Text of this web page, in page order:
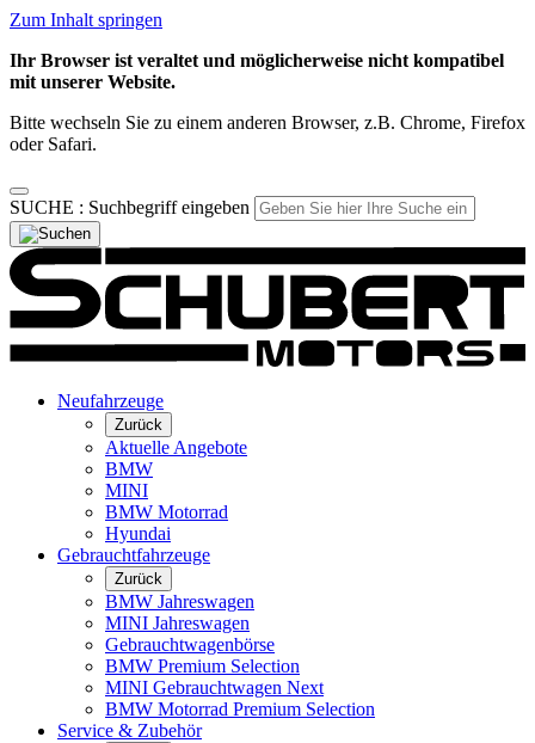
Zum Inhalt springen
Ihr Browser ist veraltet und möglicherweise nicht kompatibel
mit unserer Website.
Bitte wechseln Sie zu einem anderen Browser, z.B. Chrome, Firefox
oder Safari.
SUCHE : Suchbegriff eingeben
Neufahrzeuge
Zurück
Aktuelle Angebote
BMW
MINI
BMW Motorrad
Hyundai
Gebrauchtfahrzeuge
Zurück
BMW Jahreswagen
MINI Jahreswagen
Gebrauchtwagenbörse
BMW Premium Selection
MINI Gebrauchtwagen Next
BMW Motorrad Premium Selection
Service & Zubehör